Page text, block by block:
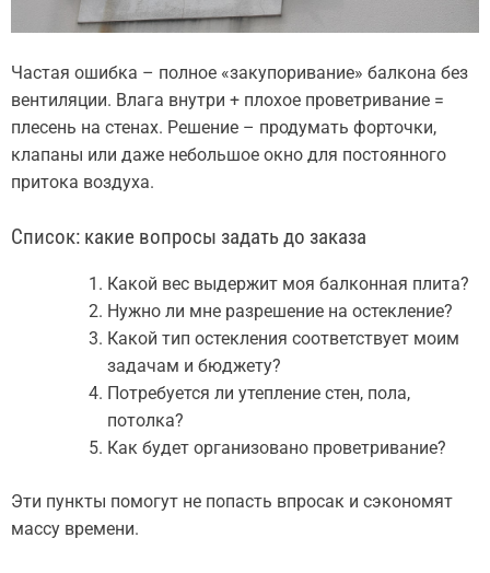
Частая ошибка – полное «закупоривание» балкона без
вентиляции. Влага внутри + плохое проветривание =
плесень на стенах. Решение – продумать форточки,
клапаны или даже небольшое окно для постоянного
притока воздуха.
Список: какие вопросы задать до заказа
Какой вес выдержит моя балконная плита?
Нужно ли мне разрешение на остекление?
Какой тип остекления соответствует моим
задачам и бюджету?
Потребуется ли утепление стен, пола,
потолка?
Как будет организовано проветривание?
Эти пункты помогут не попасть впросак и сэкономят
массу времени.